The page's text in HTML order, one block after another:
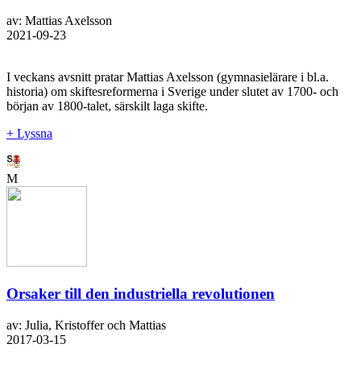
av: Mattias Axelsson
2021-09-23
I veckans avsnitt pratar Mattias Axelsson (gymnasielärare i bl.a.
historia) om skiftesreformerna i Sverige under slutet av 1700- och
början av 1800-talet, särskilt laga skifte.
+ Lyssna
M
Orsaker till den industriella revolutionen
av: Julia, Kristoffer och Mattias
2017-03-15